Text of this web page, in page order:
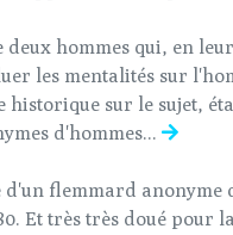
hommes qui, en
les mentalités sur
historique sur le sujet,
d'hommes...
d'un flemmard anonyme
Et très très doué pour